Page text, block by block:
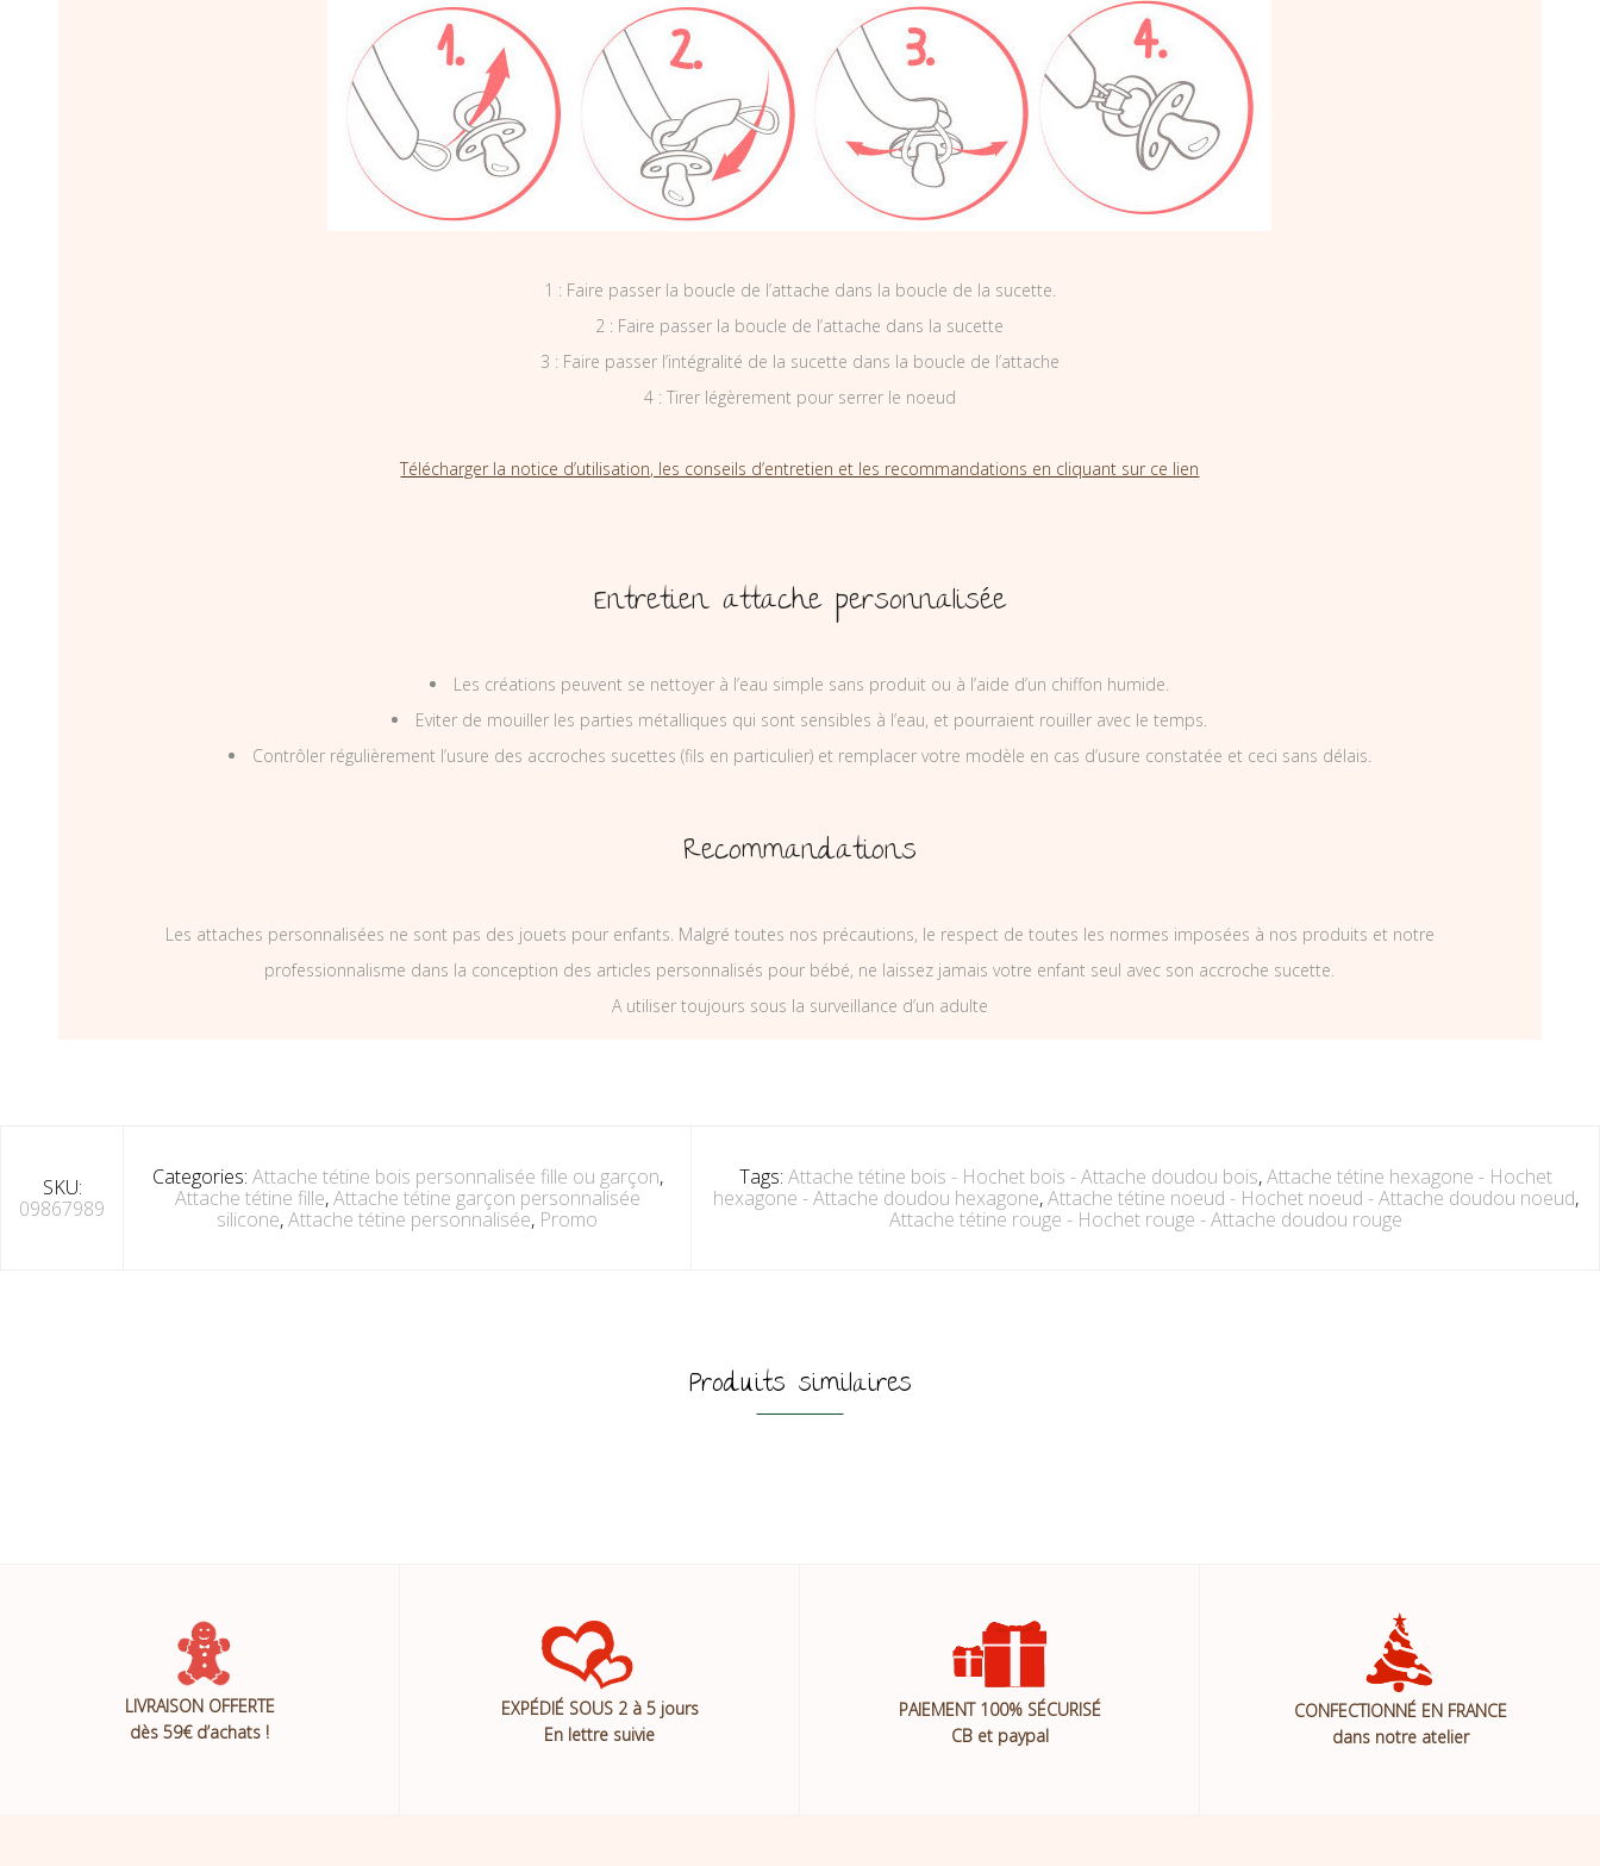
1 : Faire passer la boucle de l’attache dans la boucle de la sucette.
2 : Faire passer la boucle de l’attache dans la sucette
3 : Faire passer l’intégralité de la sucette dans la boucle de l’attache
4 : Tirer légèrement pour serrer le noeud
Télécharger la notice d’utilisation, les conseils d’entretien et les recommandations en cliquant sur ce lien
Entretien attache personnalisée
Les créations peuvent se nettoyer à l’eau simple sans produit ou à l’aide d’un chiffon humide.
Eviter de mouiller les parties métalliques qui sont sensibles à l’eau, et pourraient rouiller avec le temps.
Contrôler régulièrement l’usure des accroches sucettes (fils en particulier) et remplacer votre modèle en cas d’usure constatée et ceci sans délais.
Recommandations
Les attaches personnalisées ne sont pas des jouets pour enfants. Malgré toutes nos précautions, le respect de toutes les normes imposées à nos produits et notre
professionnalisme dans la conception des articles personnalisés pour bébé, ne laissez jamais votre enfant seul avec son accroche sucette.
A utiliser toujours sous la surveillance d’un adulte
SKU:
09867989
Categories: Attache tétine bois personnalisée fille ou garçon,
Attache tétine fille,Attache tétine garçon personnalisée
silicone,Attache tétine personnalisée, Promo
Tags: Attache tétine bois - Hochet bois - Attache doudou bois,Attache tétine hexagone - Hochet
hexagone - Attache doudou hexagone,Attache tétine noeud - Hochet noeud - Attache doudou noeud,
Attache tétine rouge - Hochet rouge - Attache doudou rouge
Produits similaires
LIVRAISON OFFERTE
dès 59€ d’achats !
EXPÉDIÉ SOUS 2 à 5 jours
En lettre suivie
PAIEMENT 100% SÉCURISÉ
CB et paypal
CONFECTIONNÉ EN FRANCE
dans notre atelier